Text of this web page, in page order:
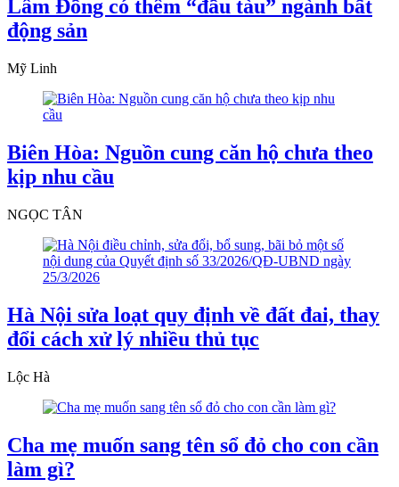
Lâm Đồng có thêm “đầu tàu” ngành bất
động sản
Mỹ Linh
Biên Hòa: Nguồn cung căn hộ chưa theo
kịp nhu cầu
NGỌC TÂN
Hà Nội sửa loạt quy định về đất đai, thay
đổi cách xử lý nhiều thủ tục
Lộc Hà
Cha mẹ muốn sang tên sổ đỏ cho con cần
làm gì?